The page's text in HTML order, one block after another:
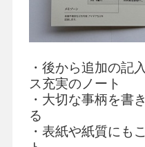
・後から追加の記
ス充実のノート
・大切な事柄を書
る
・表紙や紙質にも